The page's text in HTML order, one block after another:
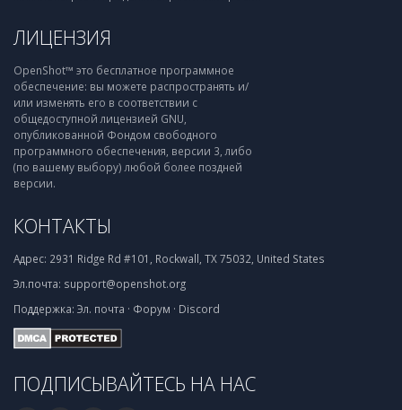
ЛИЦЕНЗИЯ
OpenShot™ это бесплатное программное
обеспечение: вы можете распространять и/
или изменять его в соответствии с
общедоступной лицензией GNU,
опубликованной Фондом свободного
программного обеспечения, версии 3, либо
(по вашему выбору) любой более поздней
версии.
КОНТАКТЫ
Адрес: 2931 Ridge Rd #101, Rockwall, TX 75032, United States
Эл.почта: support@openshot.org
Поддержка: Эл. почта · Форум · Discord
ПОДПИСЫВАЙТЕСЬ НА НАС